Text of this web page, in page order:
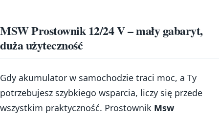
MSW Prostownik 12/24 V – mały gabaryt,
duża użyteczność
Gdy akumulator w samochodzie traci moc, a Ty
potrzebujesz szybkiego wsparcia, liczy się przede
wszystkim praktyczność. Prostownik Msw